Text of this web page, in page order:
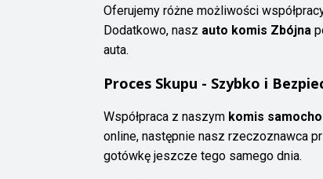
Oferujemy różne możliwości
Dodatkowo, nasz auto komis Zbójna
auta.
Proces Skupu - Szybko i
Współpraca z naszym komis
online, następnie nasz rzeczoznawca
gotówkę jeszcze tego samego dnia.